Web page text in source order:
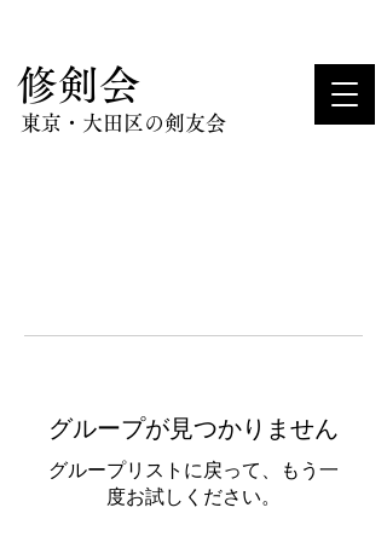
​修剣会
東京・大田区の剣友会
グループが見つかりません
グループリストに戻って、もう一
度お試しください。